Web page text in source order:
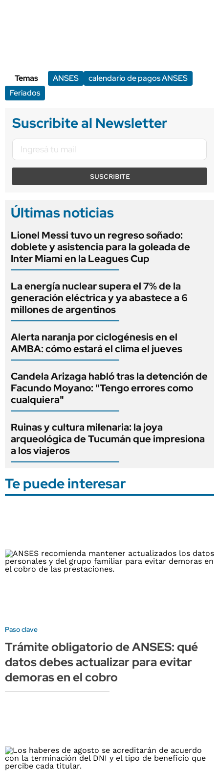
Temas ANSES
calendario de pagos ANSES
Feriados
Suscribite al Newsletter
SUSCRIBITE
Últimas noticias
Lionel Messi tuvo un regreso soñado:
doblete y asistencia para la goleada de
Inter Miami en la Leagues Cup
La energía nuclear supera el 7% de la
generación eléctrica y ya abastece a 6
millones de argentinos
Alerta naranja por ciclogénesis en el
AMBA: cómo estará el clima el jueves
Candela Arizaga habló tras la detención de
Facundo Moyano: "Tengo errores como
cualquiera"
Ruinas y cultura milenaria: la joya
arqueológica de Tucumán que impresiona
a los viajeros
Te puede interesar
Paso clave
Trámite obligatorio de ANSES: qué
datos debes actualizar para evitar
demoras en el cobro